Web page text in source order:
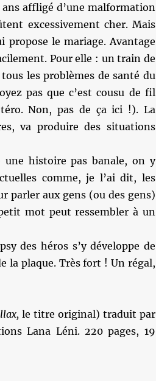
affligé d’une malformation
excessivement cher. Mais
le mariage. Avantage
Pour elle : un train de
les problèmes de santé du
pas que c’est cousu de fil
Non, pas de ça ici !). La
va produire des situations
une histoire pas banale, on y
comme, je l’ai dit, les
parler aux gens (ou des gens)
mot peut ressembler à un
des héros s’y développe de
la plaque. Très fort ! Un régal,
le titre original) traduit par
Lana Léni. 220 pages, 19